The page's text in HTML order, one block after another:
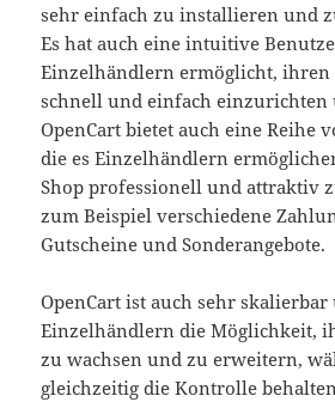
sehr einfach zu installieren und
Es hat auch eine intuitive
Einzelhändlern ermöglicht, ihren
schnell und einfach einzurichten
OpenCart bietet auch eine Reihe
die es Einzelhändlern
Shop professionell und attraktiv
zum Beispiel verschiedene
Gutscheine und Sonderangebote.
OpenCart ist auch sehr
Einzelhändlern die Möglichkeit,
zu wachsen und zu erweitern,
gleichzeitig die Kontrolle